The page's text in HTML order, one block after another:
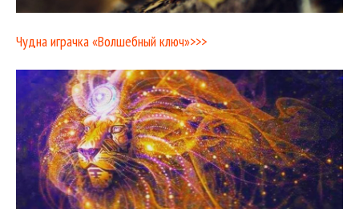
Чудна играчка «Волшебный ключ»>>>